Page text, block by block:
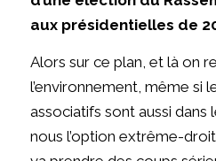
aux présidentielles de
Alors sur ce plan, et là on
l’environnement, même si
associatifs sont aussi dans
nous l’option extrême-